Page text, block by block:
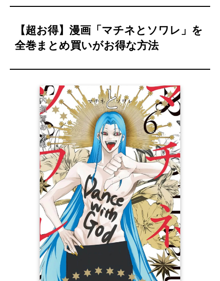
【超お得】漫画「マチネとソワレ」を
全巻まとめ買いがお得な方法